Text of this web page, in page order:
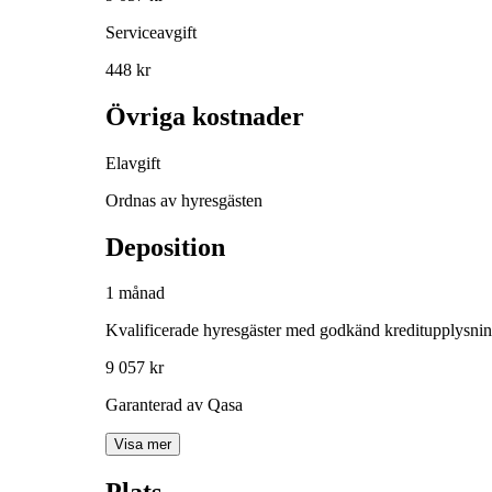
Serviceavgift
448 kr
Övriga kostnader
Elavgift
Ordnas av hyresgästen
Deposition
1 månad
Kvalificerade hyresgäster med godkänd
9 057 kr
Garanterad av Qasa
Visa mer